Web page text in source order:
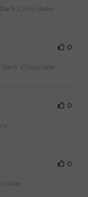
Chocolate
Dark Chocolate
0
0
0